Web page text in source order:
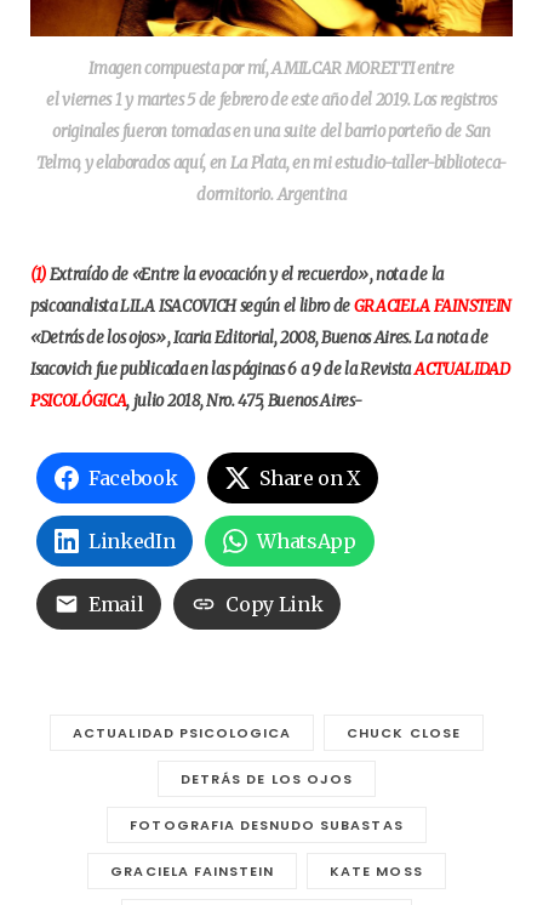
Imagen compuesta por mí, AMILCAR MORETTI entre
el viernes 1 y martes 5 de febrero de este año del 2019. Los registros
originales fueron tomadas en una suite del barrio porteño de San
Telmo, y elaborados aquí, en La Plata, en mi estudio-taller-biblioteca-
dormitorio. Argentina
(1)Extraído de «Entre la evocación y el recuerdo», nota de la
psicoanalista LILA ISACOVICH según el libro deGRACIELA FAINSTEIN
«Detrás de los ojos», Icaria Editorial, 2008, Buenos Aires. La nota de
Isacovich fue publicada en las páginas 6 a 9 de la RevistaACTUALIDAD
PSICOLÓGICA, julio 2018, Nro. 475, Buenos Aires-
Facebook Share on X
LinkedIn WhatsApp
Email Copy Link
ACTUALIDAD PSICOLOGICA CHUCK CLOSE
DETRÁS DE LOS OJOS
FOTOGRAFIA DESNUDO SUBASTAS
GRACIELA FAINSTEIN KATE MOSS